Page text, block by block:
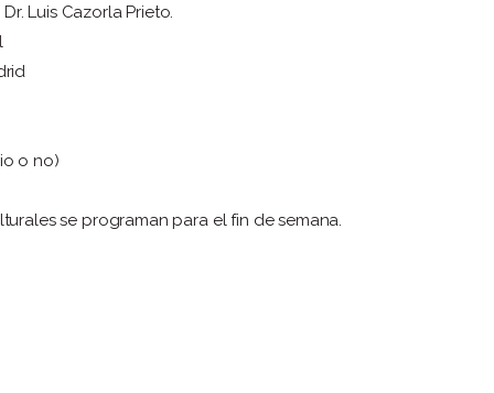
Luis Cazorla Prieto.
o no)
se programan para el fin de semana.